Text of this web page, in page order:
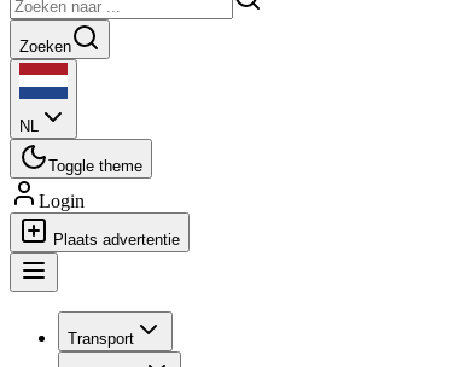
Zoeken
NL
Toggle theme
Login
Plaats advertentie
Transport